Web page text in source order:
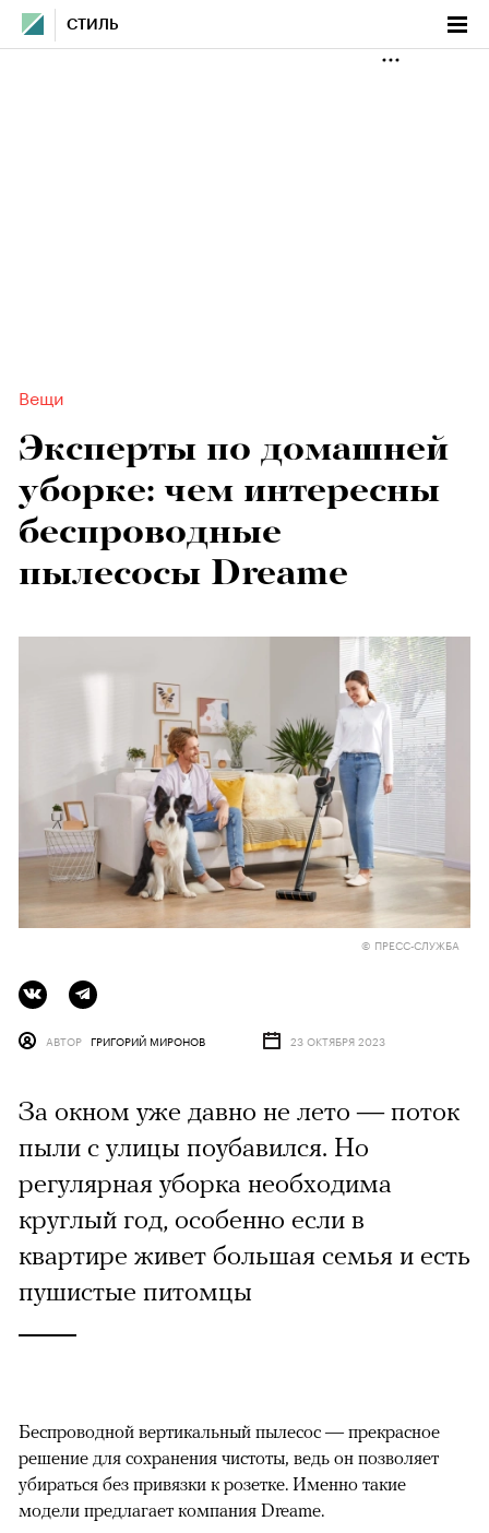
СТИЛЬ
Вещи
Эксперты по домашней
уборке: чем интересны
беспроводные
пылесосы Dreame
© ПРЕСС-СЛУЖБА
АВТОР ГРИГОРИЙ МИРОНОВ 23 ОКТЯБРЯ 2023
За окном уже давно не лето — поток
пыли с улицы поубавился. Но
регулярная уборка необходима
круглый год, особенно если в
квартире живет большая семья и есть
пушистые питомцы
Беспроводной вертикальный пылесос — прекрасное
решение для сохранения чистоты, ведь он позволяет
убираться без привязки к розетке. Именно такие
модели предлагает компания Dreame.